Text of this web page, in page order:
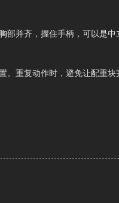
并齐，握住手柄，可以是中
重复动作时，避免让配重块